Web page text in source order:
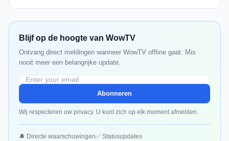
Blijf op de hoogte van WowTV
Ontvang direct meldingen wanneer WowTV offline gaat. Mis
nooit meer een belangrijke update.
Abonneren
Wij respecteren uw privacy. U kunt zich op elk moment afmelden.
🔔 Directe waarschuwingen✅ Statusupdates